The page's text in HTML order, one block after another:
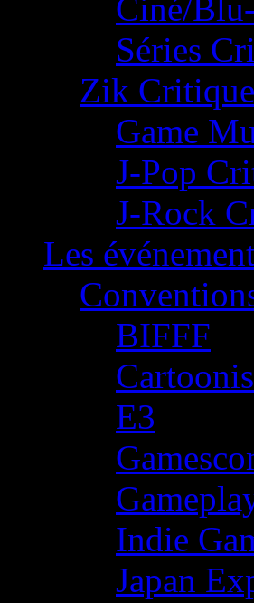
Ciné/
Séries
Zik
Game
J-Pop
J-Rock
Les
BIFFF
E3
Indie
Japan